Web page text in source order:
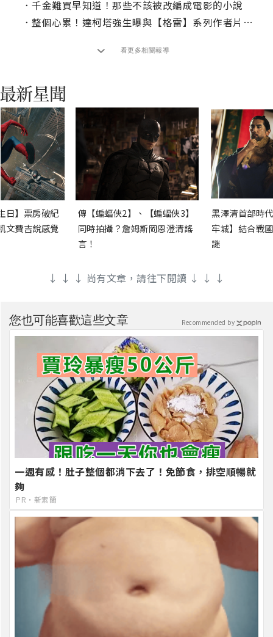
． 千金難買早知道！那些不該被改編成電影的小說
． 整個心累！達柯塔強生曝與【格雷】系列作者片場衝突
看更多相關報導
日】票房破紀
文費吉說感覺
傳【蝙蝠俠2】、【蝙蝠俠3】
同時拍攝？詹姆斯岡恩澄清謠
言！
黑澤清首部時
牢城】結合戰
謎
↓ ↓ ↓ 尚有文章，請往下閱讀 ↓ ↓ ↓
您也可能喜歡這些文章
一週有感！肚子整個都消下去了！免節食，排空順暢就
夠
PR・新素簡
Recommended by